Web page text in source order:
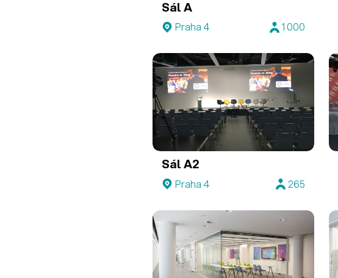
Sál A
Praha 4 1 000
Sál A2
Praha 4 265